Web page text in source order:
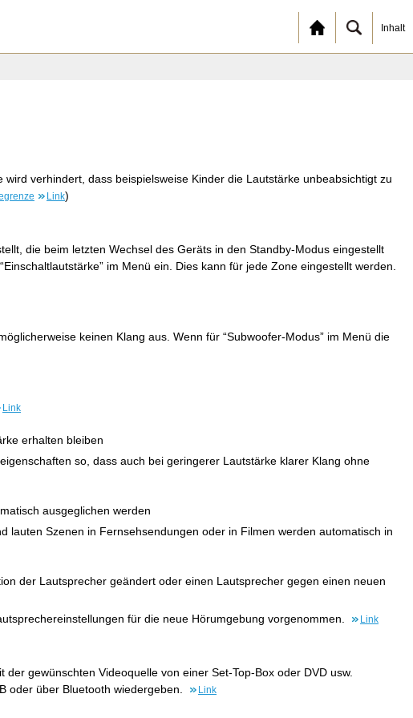
Inhalt
verhindert, dass beispielsweise Kinder die Lautstärke unbeabsichtigt zu
Link)
die beim letzten Wechsel des Geräts in den Standby-Modus eingestellt
im Menü ein. Dies kann für jede Zone eingestellt werden.
keinen Klang aus. Wenn für “Subwoofer-Modus” im Menü die
Link
erhalten bleiben
so, dass auch bei geringerer Lautstärke klarer Klang ohne
ausgeglichen werden
lauten Szenen in Fernsehsendungen oder in Filmen werden automatisch in
der Lautsprecher geändert oder einen Lautsprecher gegen einen neuen
für die neue Hörumgebung vorgenommen. Link
der gewünschten Videoquelle von einer Set-Top-Box oder DVD usw.
oder über Bluetooth wiedergeben.
Link